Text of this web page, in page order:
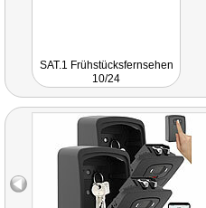
SAT.1 Frühstücksfernsehen
10/24